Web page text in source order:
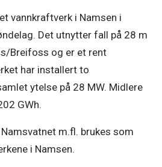
vannkraftverk i Namsen i
Det utnytter fall på 28 m
Breifoss og er et rent
har installert to
ytelse på 28 MW. Midlere
GWh.
m.fl. brukes som
i Namsen.